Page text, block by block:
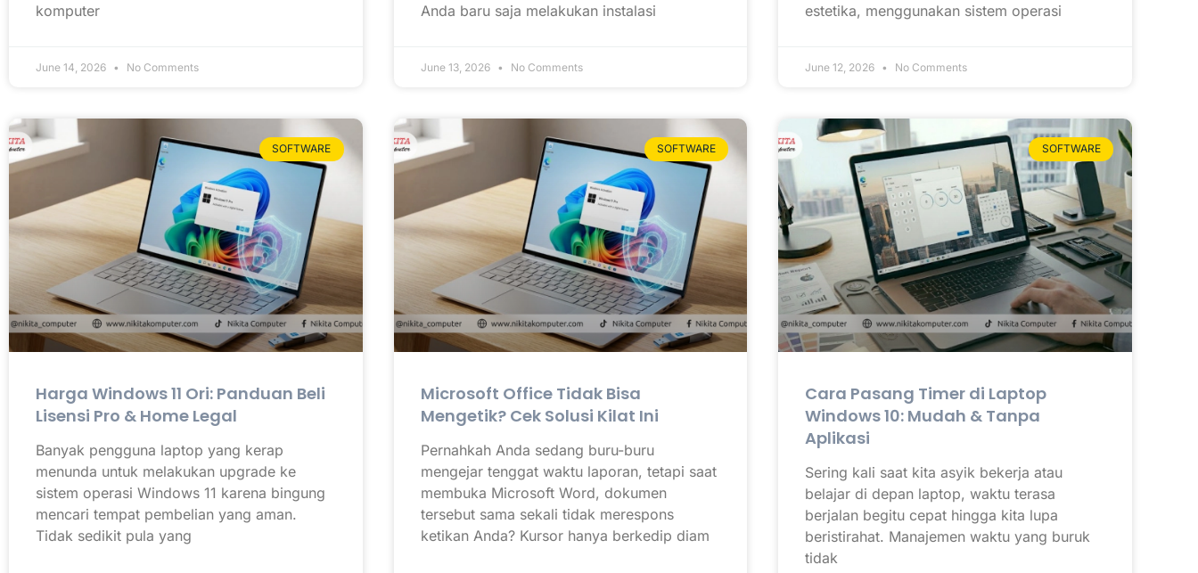
komputer
June 14, 2026 No Comments
Anda baru saja melakukan instalasi
June 13, 2026 No Comments
estetika, menggunakan sistem operasi
June 12, 2026 No Comments
SOFTWARE
Harga Windows 11 Ori: Panduan Beli
Lisensi Pro & Home Legal
Banyak pengguna laptop yang kerap
menunda untuk melakukan upgrade ke
sistem operasi Windows 11 karena bingung
mencari tempat pembelian yang aman.
Tidak sedikit pula yang
SOFTWARE
Microsoft Office Tidak Bisa
Mengetik? Cek Solusi Kilat Ini
Pernahkah Anda sedang buru-buru
mengejar tenggat waktu laporan, tetapi saat
membuka Microsoft Word, dokumen
tersebut sama sekali tidak merespons
ketikan Anda? Kursor hanya berkedip diam
SOFTWARE
Cara Pasang Timer di Laptop
Windows 10: Mudah & Tanpa
Aplikasi
Sering kali saat kita asyik bekerja atau
belajar di depan laptop, waktu terasa
berjalan begitu cepat hingga kita lupa
beristirahat. Manajemen waktu yang buruk
tidak